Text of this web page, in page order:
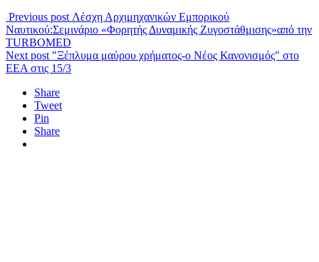
Previous post Λέσχη Αρχιμηχανικών Εμπορικού
Ναυτικού:Σεμινάριο «Φορητής Δυναμικής Ζυγοστάθμισης»από την
TURBOMED
Next post "Ξέπλυμα μαύρου χρήματος-ο Νέος Κανονισμός" στο
ΕΕΑ στις 15/3
Share
Tweet
Pin
Share